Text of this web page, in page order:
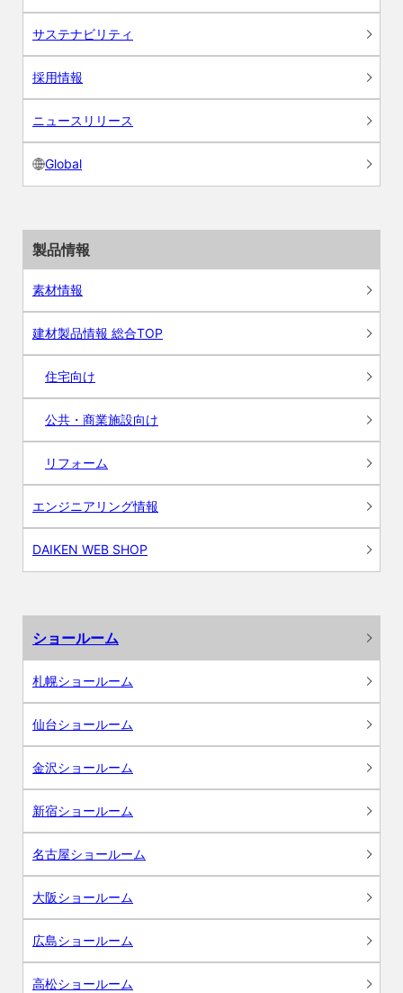
サステナビリティ
採用情報
ニュースリリース
Global
製品情報
素材情報
建材製品情報 総合TOP
住宅向け
公共・商業施設向け
リフォーム
エンジニアリング情報
DAIKEN WEB SHOP
ショールーム
札幌ショールーム
仙台ショールーム
金沢ショールーム
新宿ショールーム
名古屋ショールーム
大阪ショールーム
広島ショールーム
高松ショールーム